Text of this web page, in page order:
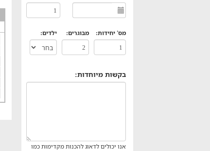
מס' יחידות: מבוגרים: ילדים:
בקשות מיוחדות:
אנו יכולים לדאוג להכנות מקדימות כמו